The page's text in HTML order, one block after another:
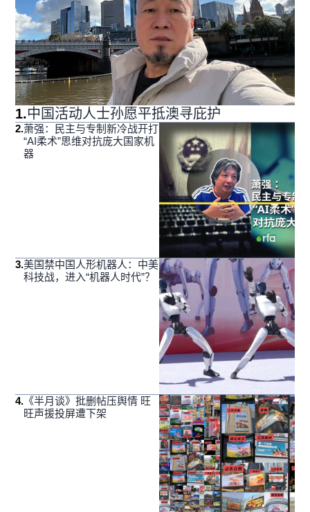
1.中国活动人士孙愿平抵澳寻庇护
2.萧强：民主与专制新冷战开打
“AI柔术”思维对抗庞大国家机
器
3.美国禁中国人形机器人：中美
科技战，进入“机器人时代”？
4. 《半月谈》批删帖压舆情 旺
旺声援投屏遭下架